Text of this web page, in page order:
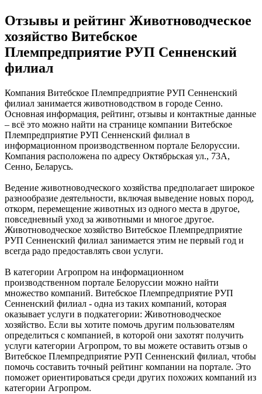
Отзывы и рейтинг Животноводческое
хозяйство Витебское
Племпредприятие РУП Сенненский
филиал
Компания Витебское Племпредприятие РУП Сенненский
филиал занимается животноводством в городе Сенно.
Основная информация, рейтинг, отзывы и контактные данные
– всё это можно найти на странице компании Витебское
Племпредприятие РУП Сенненский филиал в
информационном производственном портале Белоруссии.
Компания расположена по адресу Октябрьская ул., 73А,
Сенно, Беларусь.
Ведение животноводческого хозяйства предполагает широкое
разнообразие деятельности, включая выведение новых пород,
откорм, перемещение животных из одного места в другое,
повседневный уход за животными и многое другое.
Животноводческое хозяйство Витебское Племпредприятие
РУП Сенненский филиал занимается этим не первый год и
всегда радо предоставлять свои услуги.
В категории Агропром на информационном
производственном портале Белоруссии можно найти
множество компаний. Витебское Племпредприятие РУП
Сенненский филиал - одна из таких компаний, которая
оказывает услуги в подкатегории: Животноводческое
хозяйство. Если вы хотите помочь другим пользователям
определиться с компанией, в которой они захотят получить
услуги категории Агропром, то вы можете оставить отзыв о
Витебское Племпредприятие РУП Сенненский филиал, чтобы
помочь составить точный рейтинг компании на портале. Это
поможет ориентироваться среди других похожих компаний из
категории Агропром.